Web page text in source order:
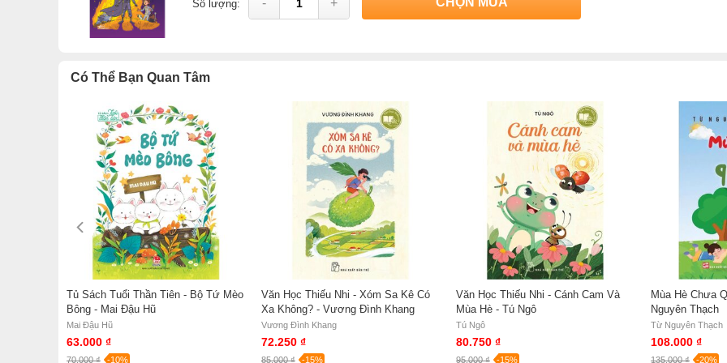
Số lượng: - +
Có Thể Bạn Quan Tâm
Tủ Sách Tuổi Thần Tiên - Bộ Tứ Mèo
Bông - Mai Đậu Hũ
Mai Đậu Hũ
63.000 ₫
70.000 ₫ -10%
Văn Học Thiếu Nhi - Xóm Sa Kê Có
Xa Không? - Vương Đình Khang
Vương Đình Khang
72.250 ₫
85.000 ₫ -15%
Văn Học Thiếu Nhi - Cánh Cam Và
Mùa Hè - Tú Ngô
Tú Ngô
80.750 ₫
95.000 ₫ -15%
Mùa Hè Chưa
Nguyên Thạch
Từ Nguyên Thạch
108.000 ₫
135.000 ₫ -20%